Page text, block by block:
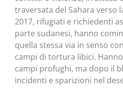
traversata del Sahara verso
2017, rifugiati e richiedenti
parte sudanesi, hanno
quella stessa via in senso
campi di tortura libici.
campi profughi, ma dopo il
incidenti e sparizioni nel